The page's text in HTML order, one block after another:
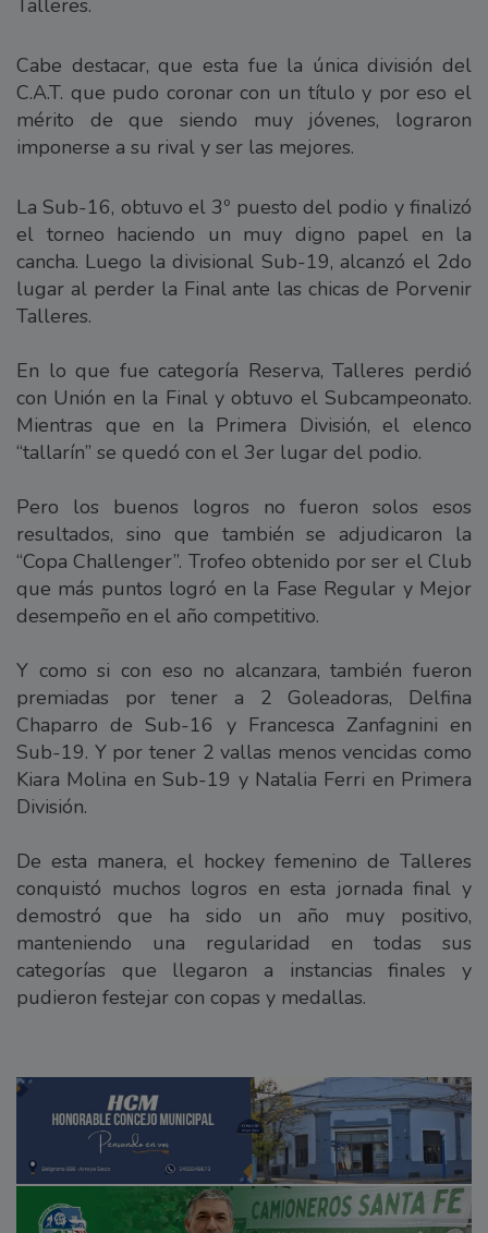
Talleres.
Cabe destacar, que esta fue la única división del
C.A.T. que pudo coronar con un título y por eso el
mérito de que siendo muy jóvenes, lograron
imponerse a su rival y ser las mejores.
La Sub-16, obtuvo el 3º puesto del podio y finalizó
el torneo haciendo un muy digno papel en la
cancha. Luego la divisional Sub-19, alcanzó el 2do
lugar al perder la Final ante las chicas de Porvenir
Talleres.
En lo que fue categoría Reserva, Talleres perdió
con Unión en la Final y obtuvo el Subcampeonato.
Mientras que en la Primera División, el elenco
“tallarín” se quedó con el 3er lugar del podio.
Pero los buenos logros no fueron solos esos
resultados, sino que también se adjudicaron la
“Copa Challenger”. Trofeo obtenido por ser el Club
que más puntos logró en la Fase Regular y Mejor
desempeño en el año competitivo.
Y como si con eso no alcanzara, también fueron
premiadas por tener a 2 Goleadoras, Delfina
Chaparro de Sub-16 y Francesca Zanfagnini en
Sub-19. Y por tener 2 vallas menos vencidas como
Kiara Molina en Sub-19 y Natalia Ferri en Primera
División.
De esta manera, el hockey femenino de Talleres
conquistó muchos logros en esta jornada final y
demostró que ha sido un año muy positivo,
manteniendo una regularidad en todas sus
categorías que llegaron a instancias finales y
pudieron festejar con copas y medallas.